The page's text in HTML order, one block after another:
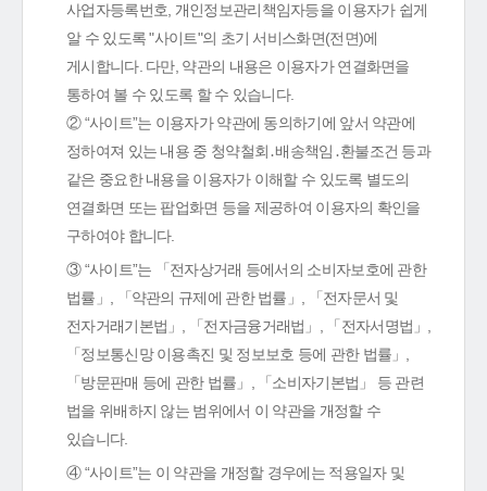
사업자등록번호, 개인정보관리책임자등을 이용자가 쉽게
알 수 있도록 "사이트"의 초기 서비스화면(전면)에
게시합니다. 다만, 약관의 내용은 이용자가 연결화면을
통하여 볼 수 있도록 할 수 있습니다.
② “사이트”는 이용자가 약관에 동의하기에 앞서 약관에
정하여져 있는 내용 중 청약철회․배송책임․환불조건 등과
같은 중요한 내용을 이용자가 이해할 수 있도록 별도의
연결화면 또는 팝업화면 등을 제공하여 이용자의 확인을
구하여야 합니다.
③ “사이트”는 「전자상거래 등에서의 소비자보호에 관한
법률」, 「약관의 규제에 관한 법률」, 「전자문서 및
전자거래기본법」, 「전자금융거래법」, 「전자서명법」,
「정보통신망 이용촉진 및 정보보호 등에 관한 법률」,
「방문판매 등에 관한 법률」, 「소비자기본법」 등 관련
법을 위배하지 않는 범위에서 이 약관을 개정할 수
있습니다.
④ “사이트”는 이 약관을 개정할 경우에는 적용일자 및